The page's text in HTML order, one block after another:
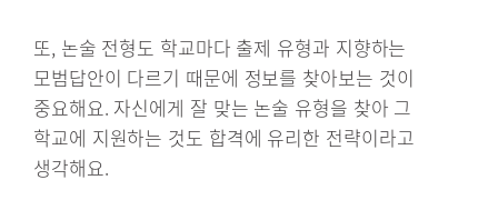
또, 논술 전형도 학교마다 출제 유형과 지향하는
모범답안이 다르기 때문에 정보를 찾아보는 것이
중요해요. 자신에게 잘 맞는 논술 유형을 찾아 그
학교에 지원하는 것도 합격에 유리한 전략이라고
생각해요.